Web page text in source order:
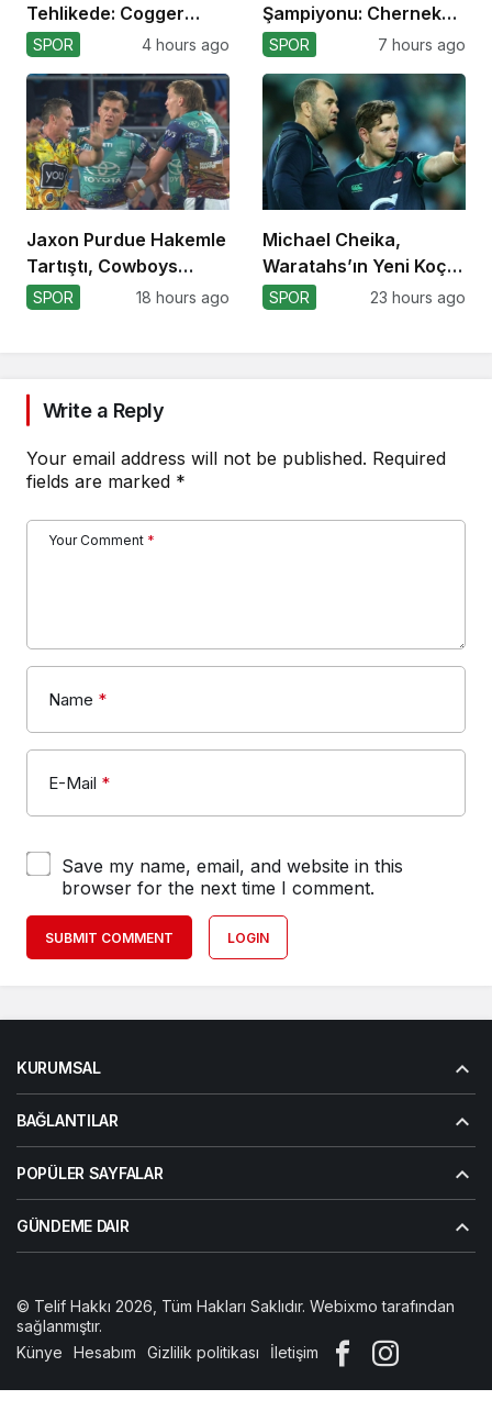
Tehlikede: Cogger
Tercihi!
SPOR 4 hours ago
Şampiyonu: Cherneka
Johnson
SPOR 7 hours ago
Jaxon Purdue Hakemle
Tartıştı, Cowboys
Kazandı!
SPOR 18 hours ago
Michael Cheika,
Waratahs’ın Yeni Koçu
Olabilir!
SPOR 23 hours ago
Write a Reply
Your email address will not be published. Required
fields are marked *
Your Comment *
Name *
E-Mail *
Save my name, email, and website in this
browser for the next time I comment.
SUBMIT COMMENT LOGIN
KURUMSAL
BAĞLANTILAR
POPÜLER SAYFALAR
GÜNDEME DAIR
© Telif Hakkı 2026, Tüm Hakları Saklıdır. Webixmo tarafından
sağlanmıştır.
Künye
Hesabım Gizlilik politikası İletişim